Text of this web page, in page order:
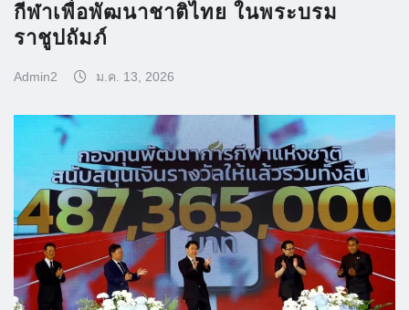
กีฬาเพื่อพัฒนาชาติไทย ในพระบรม
ราชูปถัมภ์
Admin2 ม.ค. 13, 2026